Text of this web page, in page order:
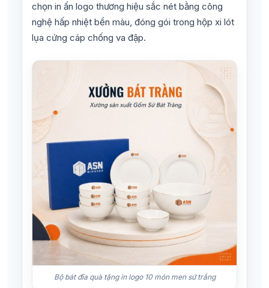
chọn in ấn logo thương hiệu sắc nét bằng công
nghệ hấp nhiệt bền màu, đóng gói trong hộp xi lót
lụa cứng cáp chống va đập.
Bộ bát đĩa quà tặng in logo 10 món men sứ trắng